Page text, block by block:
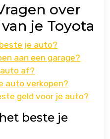
over
je Toyota
je auto?
aan een garage?
af?
auto verkopen?
geld voor je auto?
beste je